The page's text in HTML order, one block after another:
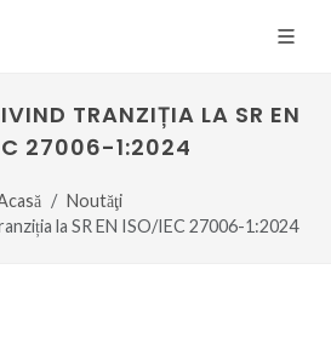
TRANZIȚIA LA SR EN
27006-1:2024
Noutăţi
la SR EN ISO/IEC 27006-1:2024